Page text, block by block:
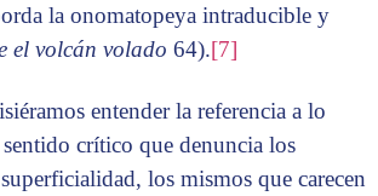
la onomatopeya intraducible y
el volcán volado 64).[7]
entender la referencia a lo
crítico que denuncia los
los mismos que carecen